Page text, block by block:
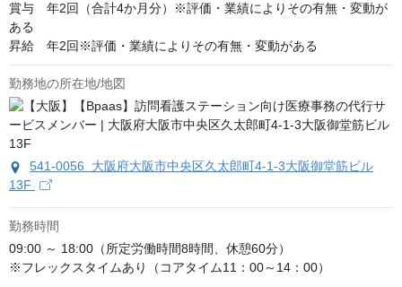
賞与　年2回（合計4か月分）※評価・業績によりその有無・変動が
ある
昇給　年2回※評価・業績によりその有無・変動がある
勤務地の所在地/地図
541-0056 大阪府大阪市中央区久太郎町4‐1‐3大阪御堂筋ビル
13F
勤務時間
09:00 ～ 18:00（所定労働時間8時間、休憩60分）
※フレックスタイムあり（コアタイム11：00～14：00）